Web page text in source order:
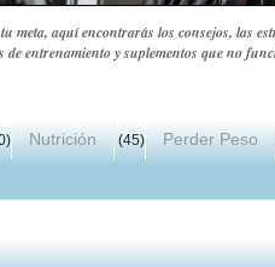
meta, aquí encontrarás los consejos, las
entrenamiento y suplementos que no
Nutrición (45) Perder Peso